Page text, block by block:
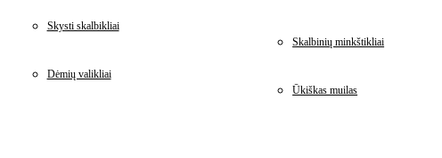
Skysti skalbikliai
Skalbinių minkštikliai
Dėmių valikliai
Ūkiškas muilas